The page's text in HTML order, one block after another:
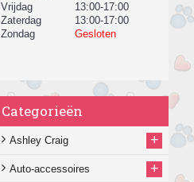
Vrijdag
13:00-17:00
Zaterdag
13:00-17:00
Zondag
Gesloten
Categorieën
Ashley Craig +
Auto-accessoires +